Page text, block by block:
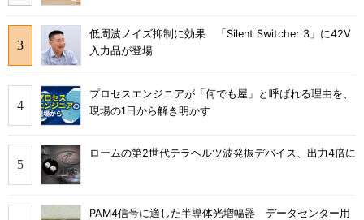
低周波ノイズ抑制に効果 「Silent Switcher 3」に42V
入力品が登場
プロセスエンジニアが「何でも屋」と呼ばれる理由を、
現場の1日から解き明かす
ロームの第2世代テラヘルツ波発振デバイス、出力4倍に
PAM4信号に適した半導体光増幅器 データセンター用